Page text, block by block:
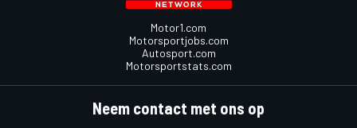
Motor1.com
Motorsportjobs.com
Autosport.com
Motorsportstats.com
Neem contact met ons op